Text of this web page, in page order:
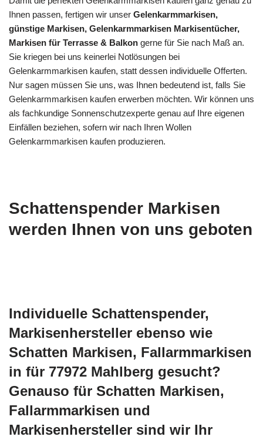
Ihnen passen, fertigen wir unser Gelenkarmmarkisen,
günstige Markisen, Gelenkarmmarkisen Markisentücher,
Markisen für Terrasse & Balkon gerne für Sie nach Maß an.
Sie kriegen bei uns keinerlei Notlösungen bei
Gelenkarmmarkisen kaufen, statt dessen individuelle Offerten.
Nur sagen müssen Sie uns, was Ihnen bedeutend ist, falls Sie
Gelenkarmmarkisen kaufen erwerben möchten. Wir können uns
als fachkundige Sonnenschutzexperte genau auf Ihre eigenen
Einfällen beziehen, sofern wir nach Ihren Wollen
Gelenkarmmarkisen kaufen produzieren.
Schattenspender Markisen
werden Ihnen von uns geboten
Individuelle Schattenspender,
Markisenhersteller ebenso wie
Schatten Markisen, Fallarmmarkisen
in für 77972 Mahlberg gesucht?
Genauso für Schatten Markisen,
Fallarmmarkisen und
Markisenhersteller sind wir Ihr